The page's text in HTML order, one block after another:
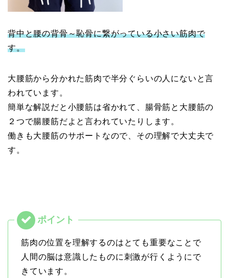
背中と腰の背骨～恥骨に繋がっている小さい筋肉で
す。
大腰筋から分かれた筋肉で半分ぐらいの人にないと言
われています。
簡単な解説だと小腰筋は省かれて、腸骨筋と大腰筋の
２つで腸腰筋だよと言われていたりします。
働きも大腰筋のサポートなので、その理解で大丈夫で
す。
筋肉の位置を理解するのはとても重要なことで
人間の脳は意識したものに刺激が行くようにで
きています。